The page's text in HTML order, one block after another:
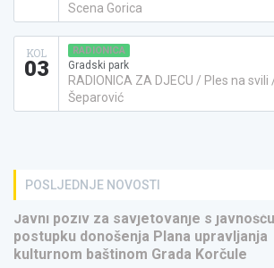
Scena Gorica
KOL
03
RADIONICA
Gradski park
RADIONICA ZA DJECU / Ples na svili
Šeparović
POSLJEDNJE NOVOSTI
Javni poziv za savjetovanje s
postupku donošenja Plana upravljanja
kulturnom baštinom Grada Korčule